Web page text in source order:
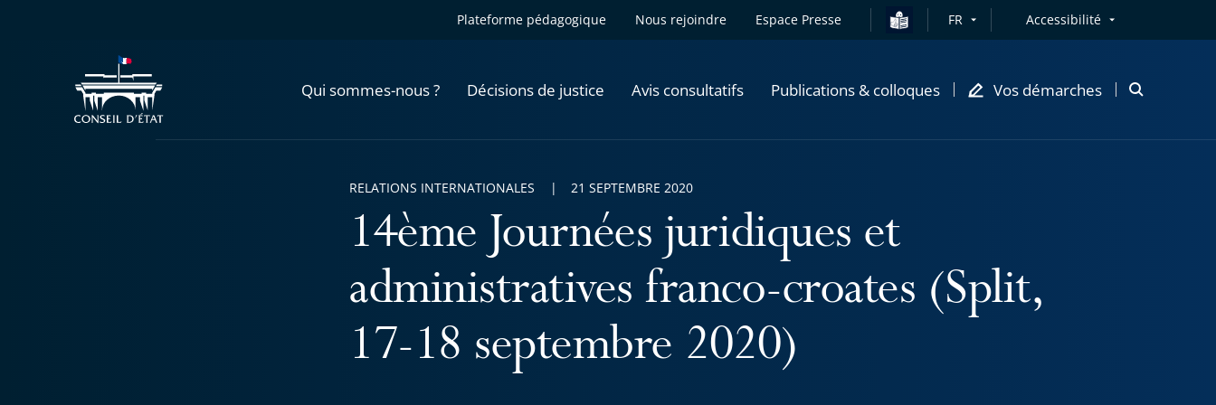
Plateforme pédagogique Nous rejoindre Espace Presse FR Accessibilité
Qui sommes-nous ? Décisions de justice Avis consultatifs Publications & colloques Vos démarches
Ouvrir
14ème Journées juridiques et
administratives franco-croates (Split,
17-18 septembre 2020)
RELATIONS INTERNATIONALES 21 SEPTEMBRE 2020